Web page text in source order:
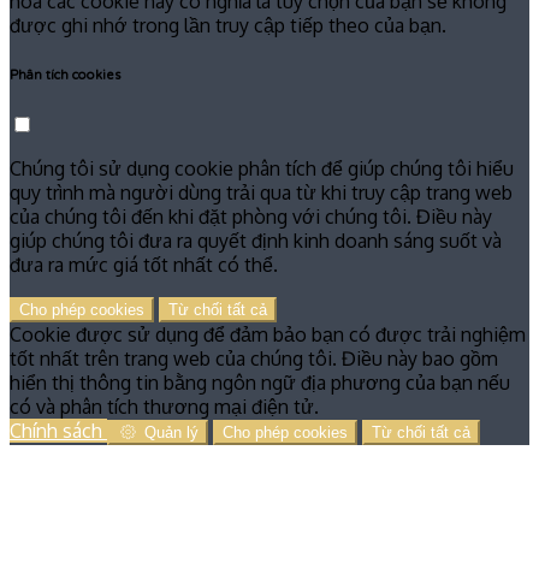
được ghi nhớ trong lần truy cập tiếp theo của bạn.
Phân tích cookies
Chúng tôi sử dụng cookie phân tích để giúp chúng tôi hiểu
quy trình mà người dùng trải qua từ khi truy cập trang web
của chúng tôi đến khi đặt phòng với chúng tôi. Điều này
giúp chúng tôi đưa ra quyết định kinh doanh sáng suốt và
đưa ra mức giá tốt nhất có thể.
Cho phép cookies Từ chối tất cả
Cookie được sử dụng để đảm bảo bạn có được trải nghiệm
tốt nhất trên trang web của chúng tôi. Điều này bao gồm
hiển thị thông tin bằng ngôn ngữ địa phương của bạn nếu
có và phân tích thương mại điện tử.
Chính sách
Quản lý Cho phép cookies Từ chối tất cả